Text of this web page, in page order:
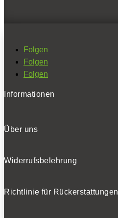
Folgen
Folgen
Folgen
Informationen
Über uns
Widerrufsbelehrung
Richtlinie für Rückerstattungen